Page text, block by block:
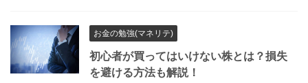
お金の勉強(マネリテ)
初心者が買ってはいけない株とは？損失
を避ける方法も解説！